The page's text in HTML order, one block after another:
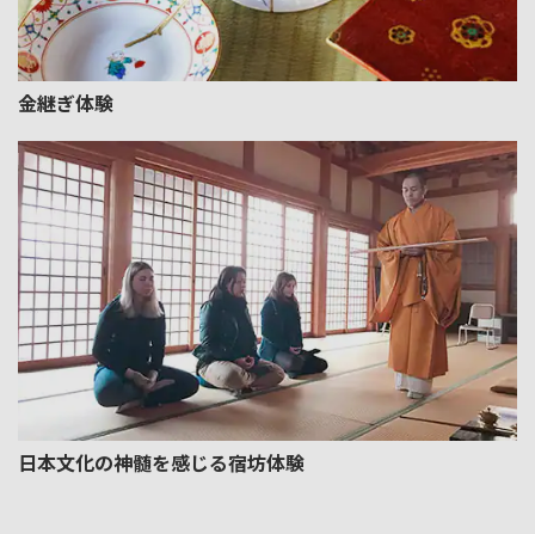
金継ぎ体験
日本文化の神髄を感じる宿坊体験